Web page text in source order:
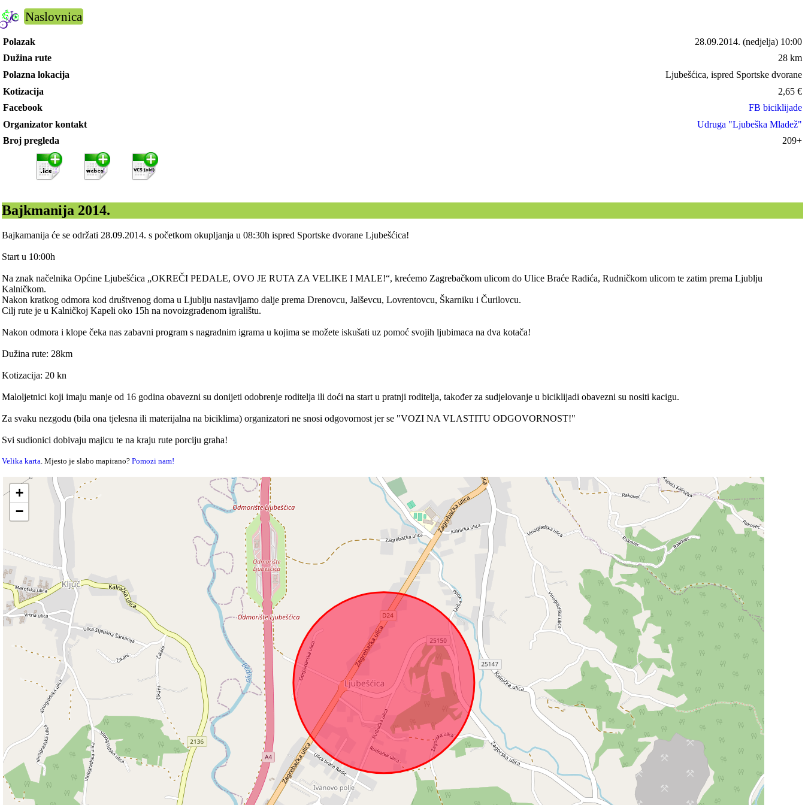
Naslovnica
Polazak 28.09.2014. (nedjelja) 10:00
Dužina rute
28 km
Polazna lokacija
Ljubešćica, ispred Sportske dvorane
Kotizacija
2,65 €
Facebook
FB biciklijade
Organizator kontakt
Udruga "Ljubeška Mladež"
Broj pregleda
209+
Bajkmanija 2014.
Bajkamanija će se održati 28.09.2014. s početkom okupljanja u 08:30h ispred Sportske dvorane Ljubešćica!
Start u 10:00h
Na znak načelnika Općine Ljubešćica „OKREČI PEDALE, OVO JE RUTA ZA VELIKE I MALE!“, krećemo Zagrebačkom ulicom do Ulice Braće Radića, Rudničkom ulicom te zatim prema Ljublju
Kalničkom.
Nakon kratkog odmora kod društvenog doma u Ljublju nastavljamo dalje prema Drenovcu, Jalševcu, Lovrentovcu, Škarniku i Čurilovcu.
Cilj rute je u Kalničkoj Kapeli oko 15h na novoizgrađenom igralištu.
Nakon odmora i klope čeka nas zabavni program s nagradnim igrama u kojima se možete iskušati uz pomoć svojih ljubimaca na dva kotača!
Dužina rute: 28km
Kotizacija: 20 kn
Maloljetnici koji imaju manje od 16 godina obavezni su donijeti odobrenje roditelja ili doći na start u pratnji roditelja, također za sudjelovanje u biciklijadi obavezni su nositi kacigu.
Za svaku nezgodu (bila ona tjelesna ili materijalna na biciklima) organizatori ne snosi odgovornost jer se "VOZI NA VLASTITU ODGOVORNOST!"
Svi sudionici dobivaju majicu te na kraju rute porciju graha!
Velika karta. Mjesto je slabo mapirano?Pomozi nam!
+
−